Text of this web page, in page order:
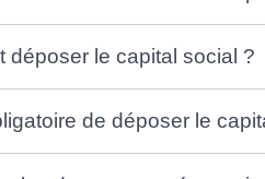
déposer le capital social ?
de déposer le